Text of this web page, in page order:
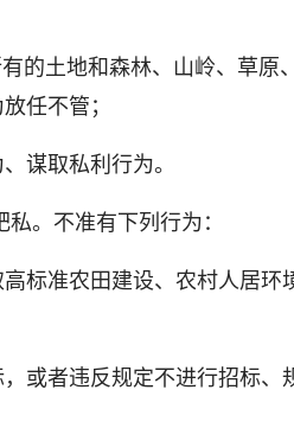
土地和森林、山岭、草原
任不管；
谋取私利行为。
。不准有下列行为：
准农田建设、农村人居环
者违反规定不进行招标、